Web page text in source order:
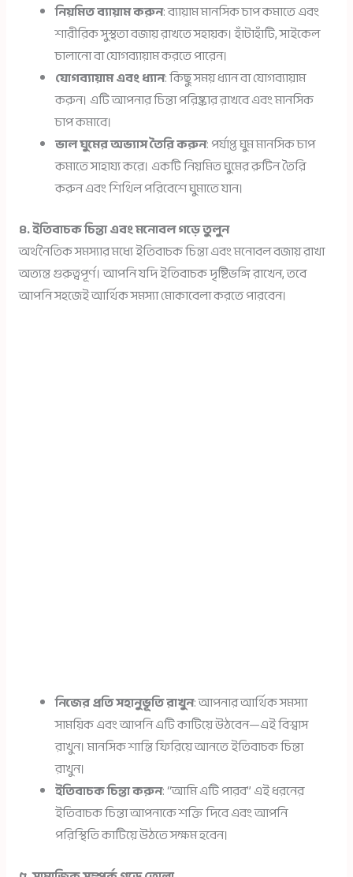
নিয়মিত ব্যায়াম করুন: ব্যায়াম মানসিক চাপ কমাতে এবং
শারীরিক সুস্থতা বজায় রাখতে সহায়ক। হাঁটাহাঁটি, সাইকেল
চালানো বা যোগব্যায়াম করতে পারেন।
যোগব্যায়াম এবং ধ্যান: কিছু সময় ধ্যান বা যোগব্যায়াম
করুন। এটি আপনার চিন্তা পরিষ্কার রাখবে এবং মানসিক
চাপ কমাবে।
ভাল ঘুমের অভ্যাস তৈরি করুন: পর্যাপ্ত ঘুম মানসিক চাপ
কমাতে সাহায্য করে। একটি নিয়মিত ঘুমের রুটিন তৈরি
করুন এবং শিথিল পরিবেশে ঘুমাতে যান।
৪. ইতিবাচক চিন্তা এবং মনোবল গড়ে তুলুন
অর্থনৈতিক সমস্যার মধ্যে ইতিবাচক চিন্তা এবং মনোবল বজায় রাখা
অত্যন্ত গুরুত্বপূর্ণ। আপনি যদি ইতিবাচক দৃষ্টিভঙ্গি রাখেন, তবে
আপনি সহজেই আর্থিক সমস্যা মোকাবেলা করতে পারবেন।
নিজের প্রতি সহানুভূতি রাখুন: আপনার আর্থিক সমস্যা
সাময়িক এবং আপনি এটি কাটিয়ে উঠবেন—এই বিশ্বাস
রাখুন। মানসিক শান্তি ফিরিয়ে আনতে ইতিবাচক চিন্তা
রাখুন।
ইতিবাচক চিন্তা করুন: “আমি এটি পারব” এই ধরনের
ইতিবাচক চিন্তা আপনাকে শক্তি দিবে এবং আপনি
পরিস্থিতি কাটিয়ে উঠতে সক্ষম হবেন।